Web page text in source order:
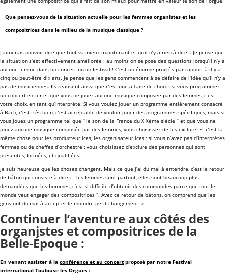
Que pensez-vous de la situation actuelle pour les femmes organistes et les
compositrices dans le milieu de la musique classique ?
J’aimerais pouvoir dire que tout va mieux maintenant et qu’il n’y a rien à dire… Je pense que
la situation s’est effectivement améliorée : au moins on se pose des questions lorsqu’il n’y a
aucune femme dans un concert ou un festival ! C’est un énorme progrès par rapport à il y a
cinq ou peut-être dix ans. Je pense que les gens commencent à se défaire de l’idée qu’il n’y a
pas de musiciennes. Ils réalisent aussi que c’est une affaire de choix : si vous programmez
un concert entier et que vous ne jouez aucune musique composée par des femmes, c’est
votre choix, en tant qu’interprète. Si vous voulez jouer un programme entièrement consacré
à Bach, c’est très bien, c’est acceptable de vouloir jouer des programmes spécifiques, mais si
vous jouez un programme tel que ” le son de la France du XIXème siècle ” et que vous ne
jouez aucune musique composée par des femmes, vous choisissez de les exclure. Et c’est la
même chose pour les producteur·ices, les organisateur·ices ; si vous n’avez pas d’interprètes
femmes ou de cheffes d’orchestre : vous choisissez d’exclure des personnes qui sont
présentes, formées, et qualifiées.
Je suis heureuse que les choses changent. Mais ce que j’ai du mal à entendre, c’est le retour
de bâton qui consiste à dire : ” les femmes sont partout, elles sont beaucoup plus
demandées que les hommes, c’est si difficile d’obtenir des commandes parce que tout le
monde veut engager des compositrices “. Avec ce retour de bâtons, on comprend que les
gens ont du mal à accepter le moindre petit changement. »
Continuer l’aventure aux côtés des
organistes et compositrices de la
Belle-Époque :
En venant assister à la conférence et au concert proposé par notre Festival
international Toulouse les Orgues :